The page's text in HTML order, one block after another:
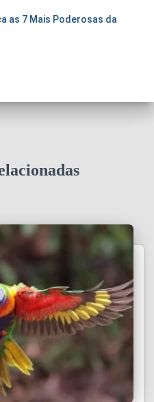
as 7 Mais Poderosas da